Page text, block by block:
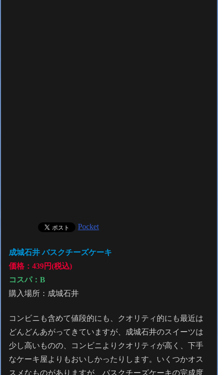
Pocket
成城石井 バスクチーズケーキ
価格：439円(税込)
コスパ：B
購入場所：成城石井
コンビニも含めて値段的にも、クオリティ的にも最近は
どんどんあがってきていますが、成城石井のスイーツは
少し高いものの、コンビニよりクオリティが高く、下手
なケーキ屋よりもおいしかったりします。いくつかオス
スメなものがありますが、バスクチーズケーキの完成度